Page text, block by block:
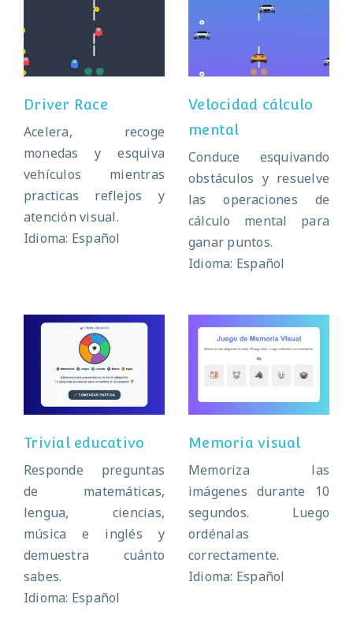
Driver Race
Driver Race
Acelera, recoge
monedas y esquiva
vehículos mientras
practicas reflejos y
atención visual.
Idioma: Español
Velocidad cálculo
mental
Velocidad cálculo
mental
Conduce esquivando
obstáculos y resuelve
las operaciones de
cálculo mental para
ganar puntos.
Idioma: Español
Trivial educativo
Trivial educativo
Responde preguntas
de matemáticas,
lengua, ciencias,
música e inglés y
demuestra cuánto
sabes.
Idioma: Español
Memoria visual
Memoria visual
Memoriza las
imágenes durante 10
segundos. Luego
ordénalas
correctamente.
Idioma: Español